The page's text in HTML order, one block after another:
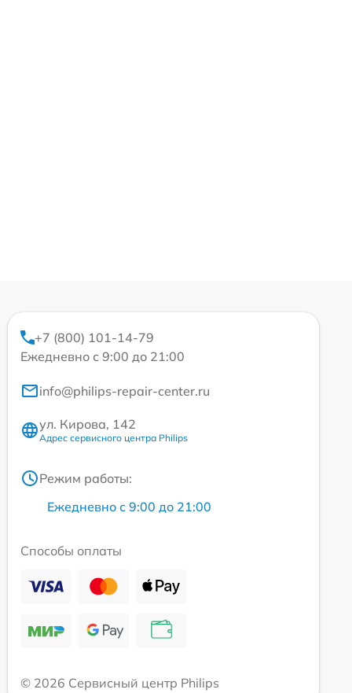
+7 (800) 101-14-79
Ежедневно с 9:00 до 21:00
info@philips-repair-center.ru
ул. Кирова, 142
Адрес сервисного центра Philips
Режим работы:
Ежедневно с 9:00 до 21:00
Способы оплаты
© 2026 Сервисный центр Philips